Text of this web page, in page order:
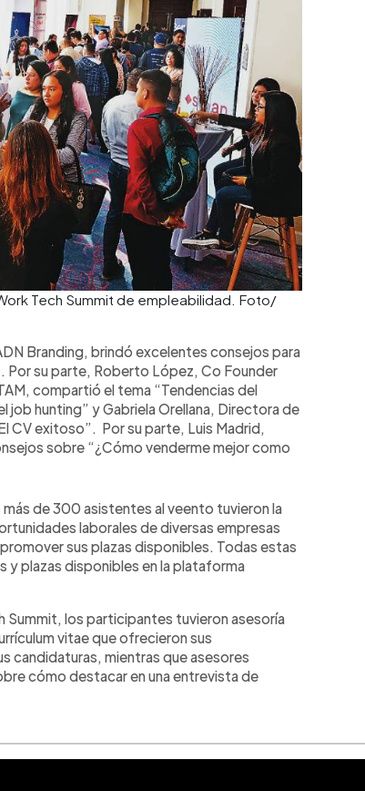
Tech Summit de empleabilidad. Foto/
Branding, brindó excelentes consejos para
Por su parte, Roberto López, Co Founder
compartió el tema “Tendencias del
job hunting” y Gabriela Orellana, Directora de
CV exitoso”. Por su parte, Luis Madrid,
sobre “¿Cómo venderme mejor como
de 300 asistentes al veento tuvieron la
laborales de diversas empresas
sus plazas disponibles. Todas estas
y plazas disponibles en la plataforma
Summit, los participantes tuvieron asesoría
vitae que ofrecieron sus
candidaturas, mientras que asesores
cómo destacar en una entrevista de